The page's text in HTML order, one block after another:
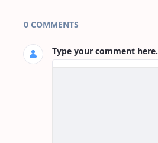
Page Comments
0 COMMENTS
Type your comment here.